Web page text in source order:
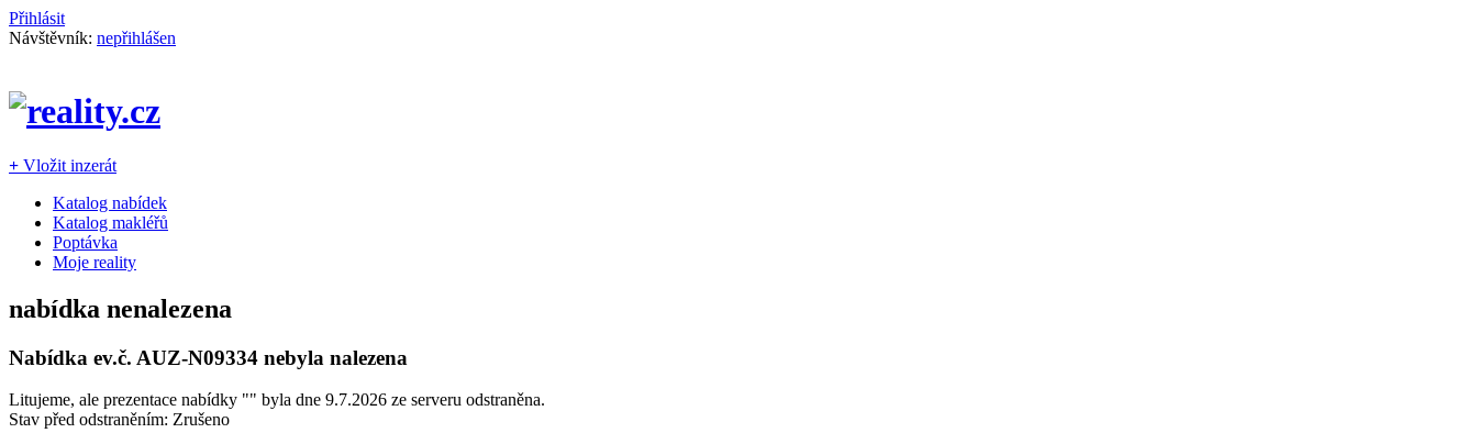
Přihlásit
Návštěvník: nepřihlášen
+ Vložit inzerát
Katalog nabídek
Katalog makléřů
Poptávka
Moje reality
nabídka nenalezena
Nabídka ev.č. AUZ-N09334 nebyla nalezena
Litujeme, ale prezentace nabídky "" byla dne 9.7.2026 ze serveru odstraněna.
Stav před odstraněním: Zrušeno